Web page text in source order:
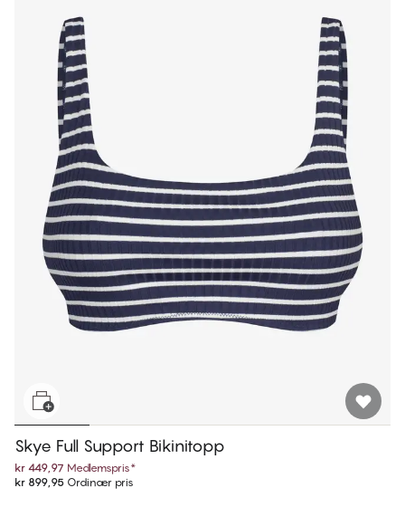
Skye Full Support Bikinitopp
kr 449,97 Medlemspris*
kr 899,95 Ordinær pris